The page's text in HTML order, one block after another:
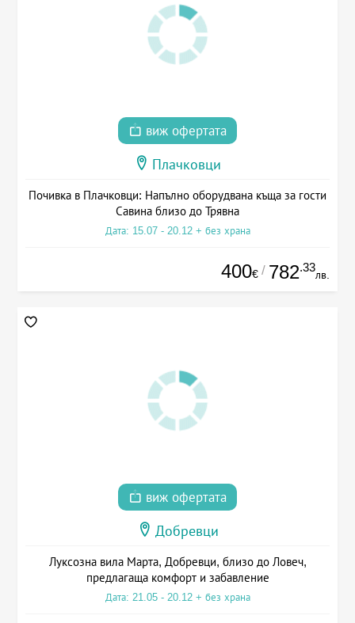
виж офертата
Плачковци
Почивка в Плачковци: Напълно оборудвана къща за гости
Савина близо до Трявна
Дата: 15.07 - 20.12 + без храна
400€ / 782.33
лв.
виж офертата
Добревци
Луксозна вила Марта, Добревци, близо до Ловеч,
предлагаща комфорт и забавление
Дата: 21.05 - 20.12 + без храна